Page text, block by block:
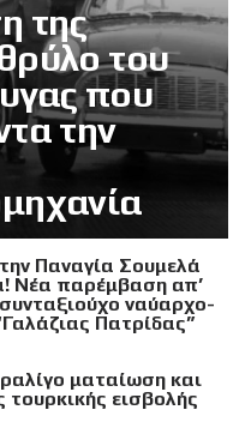
της
του
που
την
Παναγία Σουμελά
Νέα παρέμβαση απ’
ναύαρχο-
Πατρίδας”
ματαίωση και
τουρκικής εισβολής